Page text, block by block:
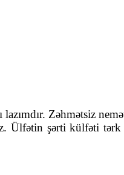
Zəhmətsiz
Ülfətin şərti külfəti